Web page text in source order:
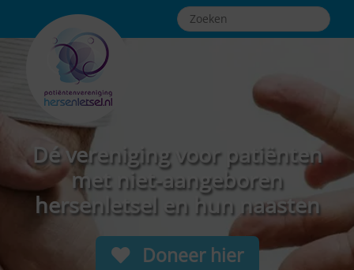
Dé vereniging voor patiënten
met niet-aangeboren
hersenletsel en hun naasten
Doneer hier